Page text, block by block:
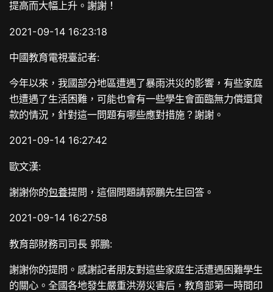
提高而大幅上升。謝謝！
2021-09-14 16:23:18
中國教育電視臺記者:
今年以來，我國部分地區遭遇了暴雨洪災的影響，有些家庭
也遭遇了生活困難，可能也會有一些學生會面臨無力償還貸
款的情況，針對這一問題有哪些應對措施？謝謝。
2021-09-14 16:27:42
歐文漢:
謝謝你的包養提問，這個問題請郭鵬先生回答。
2021-09-14 16:27:58
教育部財務司司長 郭鵬:
謝謝你的提問。感謝記者朋友對這些家庭生活遭遇困難學生
的關心。全國各地發生嚴重洪澇災害后，教育部第一時間印